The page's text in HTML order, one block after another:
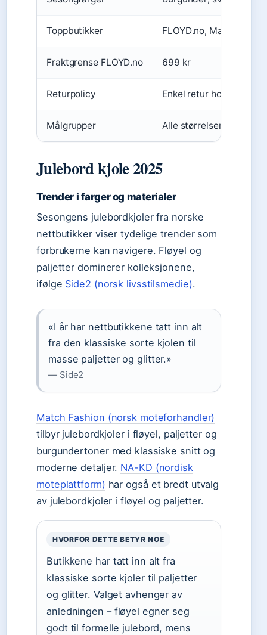
Toppbutikker FLOYD.no, Match
Fraktgrense FLOYD.no 699 kr
Returpolicy Enkel retur hos
Målgrupper Alle størrelser, inkl.
Julebord kjole 2025
Trender i farger og materialer
Sesongens julebordkjoler fra norske
nettbutikker viser tydelige trender som
forbrukerne kan navigere. Fløyel og
paljetter dominerer kolleksjonene,
ifølge Side2 (norsk livsstilsmedie).
«I år har nettbutikkene tatt inn alt
fra den klassiske sorte kjolen til
masse paljetter og glitter.»
— Side2
Match Fashion (norsk moteforhandler)
tilbyr julebordkjoler i fløyel, paljetter og
burgundertoner med klassiske snitt og
moderne detaljer. NA-KD (nordisk
moteplattform) har også et bredt utvalg
av julebordkjoler i fløyel og paljetter.
HVORFOR DETTE BETYR NOE
Butikkene har tatt inn alt fra
klassiske sorte kjoler til paljetter
og glitter. Valget avhenger av
anledningen – fløyel egner seg
godt til formelle julebord, mens